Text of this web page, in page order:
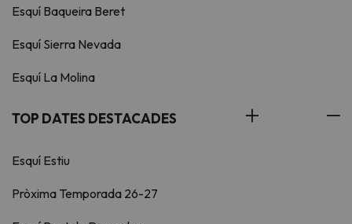
Esquí Baqueira Beret
Esquí Sierra Nevada
Esquí La Molina
TOP DATES DESTACADES
Esquí Estiu
Pròxima Temporada 26-27